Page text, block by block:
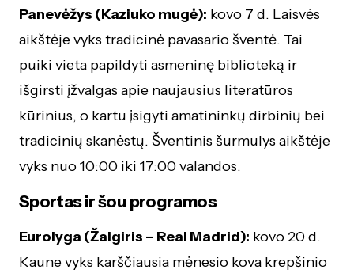
Panevėžys (Kaziuko mugė): kovo 7 d. Laisvės
aikštėje vyks tradicinė pavasario šventė. Tai
puiki vieta papildyti asmeninę biblioteką ir
išgirsti įžvalgas apie naujausius literatūros
kūrinius, o kartu įsigyti amatininkų dirbinių bei
tradicinių skanėstų. Šventinis šurmulys aikštėje
vyks nuo 10:00 iki 17:00 valandos.
Sportas ir šou programos
Eurolyga (Žalgiris – Real Madrid): kovo 20 d.
Kaune vyks karščiausia mėnesio kova krepšinio